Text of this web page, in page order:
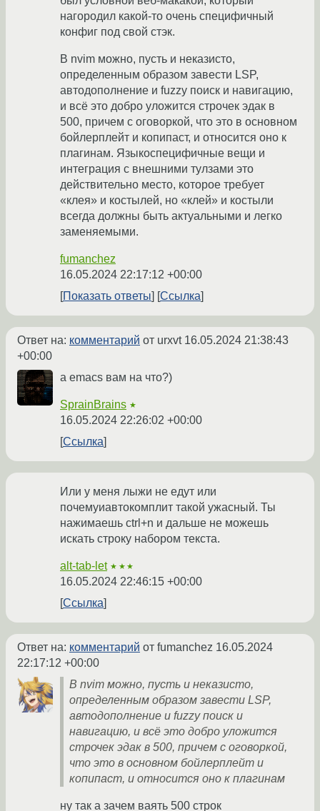
нагородил какой-то очень специфичный
конфиг под свой стэк.
В nvim можно, пусть и неказисто,
определенным образом завести LSP,
автодополнение и fuzzy поиск и навигацию,
и всё это добро уложится строчек эдак в
500, причем с оговоркой, что это в основном
бойлерплейт и копипаст, и относится оно к
плагинам. Языкоспецифичные вещи и
интеграция с внешними тулзами это
действительно место, которое требует
«клея» и костылей, но «клей» и костыли
всегда должны быть актуальными и легко
заменяемыми.
fumanchez
16.05.2024 22:17:12 +00:00
Показать ответы
Ссылка
Ответ на: комментарий от urxvt 16.05.2024 21:38:43
+00:00
а emacs вам на что?)
SprainBrains ★
16.05.2024 22:26:02 +00:00
Ссылка
Или у меня лыжи не едут или
почемуиавтокомплит такой ужасный. Ты
нажимаешь ctrl+n и дальше не можешь
искать строку набором текста.
alt-tab-let ★★★
16.05.2024 22:46:15 +00:00
Ссылка
Ответ на: комментарий от fumanchez 16.05.2024
22:17:12 +00:00
В nvim можно, пусть и неказисто,
определенным образом завести LSP,
автодополнение и fuzzy поиск и
навигацию, и всё это добро уложится
строчек эдак в 500, причем с оговоркой,
что это в основном бойлерплейт и
копипаст, и относится оно к плагинам
ну так а зачем ваять 500 строк